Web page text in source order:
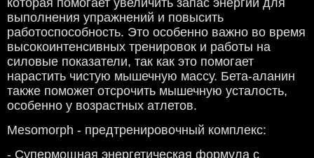
которая помогает увеличить запас энергии для
выполнения упражнений и повысить
работоспособность. Это особенно важно во время
высокоинтенсивных тренировок и работы на
силовые показатели, так как это помогает
нарастить чистую мышечную массу. Бета-аланин
также поможет отсрочить мышечную усталость,
особенно у возрастных атлетов.
Mesomorph - предтренировочный комплекс:
- Супермощная энергетическая формула с